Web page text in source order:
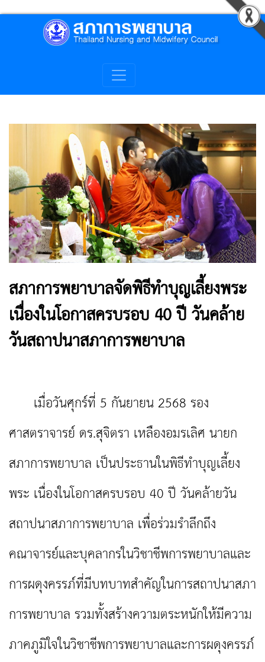
สภาการพยาบาลจัดพิธีทำบุญเลี้ยงพระ
เนื่องในโอกาสครบรอบ 40 ปี วันคล้าย
วันสถาปนาสภาการพยาบาล
เมื่อวันศุกร์ที่ 5 กันยายน 2568 รอง
ศาสตราจารย์ ดร.สุจิตรา เหลืองอมรเลิศ นายก
สภาการพยาบาล เป็นประธานในพิธีทำบุญเลี้ยง
พระ เนื่องในโอกาสครบรอบ 40 ปี วันคล้ายวัน
สถาปนาสภาการพยาบาล เพื่อร่วมรำลึกถึง
คณาจารย์และบุคลากรในวิชาชีพการพยาบาลและ
การผดุงครรภ์ที่มีบทบาทสำคัญในการสถาปนาสภา
การพยาบาล รวมทั้งสร้างความตระหนักให้มีความ
ภาคภูมิใจในวิชาชีพการพยาบาลและการผดุงครรภ์